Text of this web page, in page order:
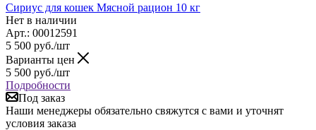
Сириус для кошек Мясной рацион 10 кг
Нет в наличии
Арт.: 00012591
5 500 руб./шт
Варианты цен
5 500 руб./шт
Подробности
Под заказ
Наши менеджеры обязательно свяжутся с вами и уточнят
условия заказа